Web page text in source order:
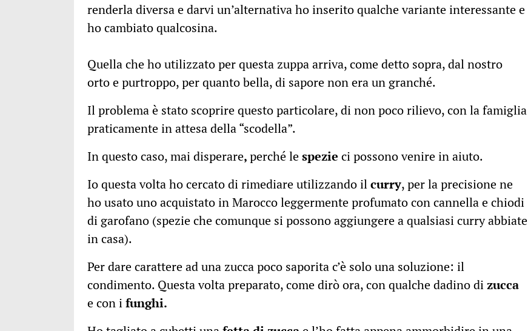
renderla diversa e darvi un’alternativa ho inserito qualche variante interessante e
ho cambiato qualcosina.
Quella che ho utilizzato per questa zuppa arriva, come detto sopra, dal nostro
orto e purtroppo, per quanto bella, di sapore non era un granché.
Il problema è stato scoprire questo particolare, di non poco rilievo, con la famiglia
praticamente in attesa della “scodella”.
In questo caso, mai disperare,perché lespezie ci possono venire in aiuto.
Io questa volta ho cercato di rimediare utilizzando ilcurry, per la precisione ne
ho usato uno acquistato in Marocco leggermente profumato con cannella e chiodi
di garofano (spezie che comunque si possono aggiungere a qualsiasi curry abbiate
in casa).
Per dare carattere ad una zucca poco saporita c’è solo una soluzione: il
condimento. Questa volta preparato, come dirò ora, con qualche dadino dizucca
e con ifunghi.